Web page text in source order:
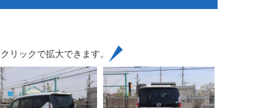
リックで拡大できます。